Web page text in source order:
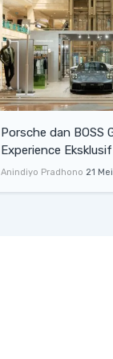
Porsche dan BOSS
Experience
Senayan, Hadirkan
Anindiyo Pradhono 21